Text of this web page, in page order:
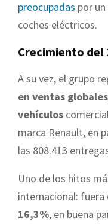
preocupadas por
coches eléctricos.
Crecimiento del
A su vez, el grupo
en ventas globales
vehículos
marca Renault, en
las 808.413
Uno de los hitos
internacional: fuera
16,3%, en buena